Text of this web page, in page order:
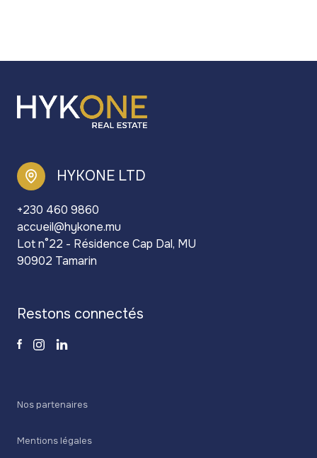
HYKONE LTD
+230 460 9860
accueil@hykone.mu
Lot n°22 - Résidence Cap Dal, MU
90902 Tamarin
restons connectés
Nos partenaires
Mentions légales